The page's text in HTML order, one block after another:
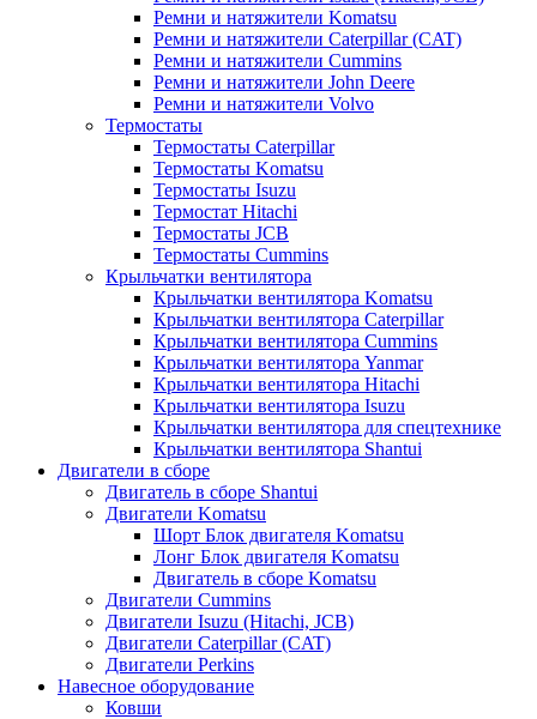
Ремни и натяжители Komatsu
Ремни и натяжители Caterpillar (CAT)
Ремни и натяжители Cummins
Ремни и натяжители John Deere
Ремни и натяжители Volvo
Термостаты
Термостаты Caterpillar
Термостаты Komatsu
Термостаты Isuzu
Термостат Hitachi
Термостаты JCB
Термостаты Cummins
Крыльчатки вентилятора
Крыльчатки вентилятора Komatsu
Крыльчатки вентилятора Caterpillar
Крыльчатки вентилятора Cummins
Крыльчатки вентилятора Yanmar
Крыльчатки вентилятора Hitachi
Крыльчатки вентилятора Isuzu
Крыльчатки вентилятора для спецтехнике
Крыльчатки вентилятора Shantui
Двигатели в сборе
Двигатель в сборе Shantui
Двигатели Komatsu
Шорт Блок двигателя Komatsu
Лонг Блок двигателя Komatsu
Двигатель в сборе Komatsu
Двигатели Cummins
Двигатели Isuzu (Hitachi, JCB)
Двигатели Caterpillar (CAT)
Двигатели Perkins
Навесное оборудование
Ковши